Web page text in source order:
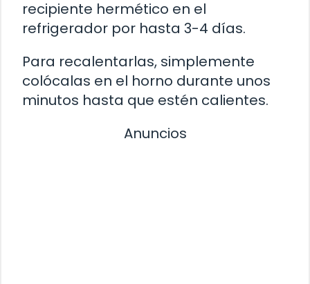
recipiente hermético en el
refrigerador por hasta 3-4 días.
Para recalentarlas, simplemente
colócalas en el horno durante unos
minutos hasta que estén calientes.
Anuncios